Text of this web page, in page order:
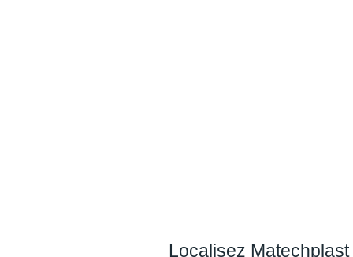
Localisez Matechplast